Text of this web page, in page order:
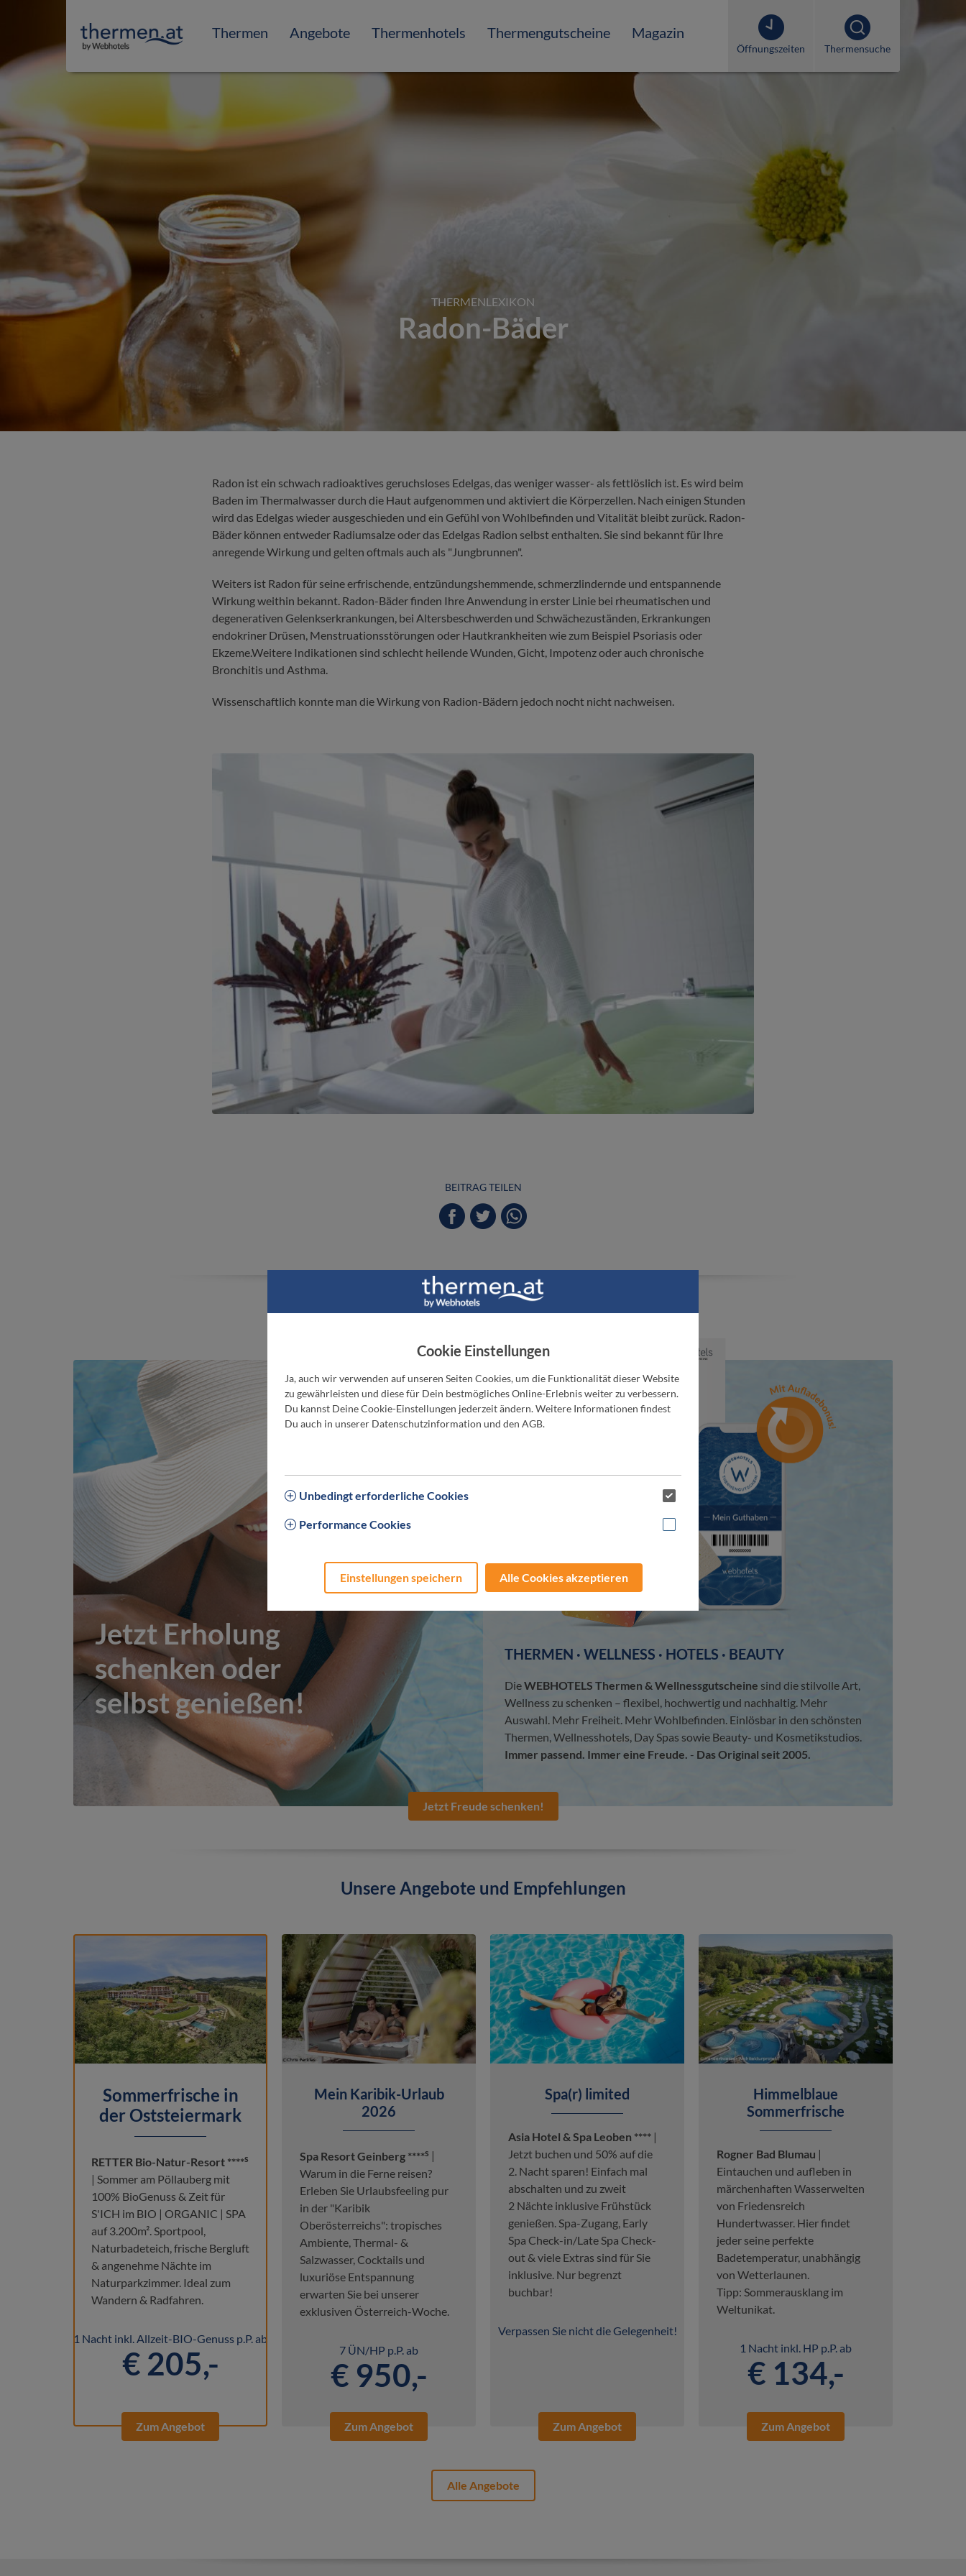
Öffnungszeiten Thermensuche
Thermen Angebote Thermenhotels Thermengutscheine Magazin
THERMENLEXIKON
Radon-Bäder
Radon ist ein schwach radioaktives geruchsloses Edelgas, das weniger wasser- als fettlöslich ist. Es wird beim
Baden im Thermalwasser durch die Haut aufgenommen und aktiviert die Körperzellen. Nach einigen Stunden
wird das Edelgas wieder ausgeschieden und ein Gefühl von Wohlbefinden und Vitalität bleibt zurück. Radon-
Bäder können entweder Radiumsalze oder das Edelgas Radion selbst enthalten. Sie sind bekannt für Ihre
anregende Wirkung und gelten oftmals auch als "Jungbrunnen".
Weiters ist Radon für seine erfrischende, entzündungshemmende, schmerzlindernde und entspannende
Wirkung weithin bekannt. Radon-Bäder finden Ihre Anwendung in erster Linie bei rheumatischen und
degenerativen Gelenkserkrankungen, bei Altersbeschwerden und Schwächezuständen, Erkrankungen
endokriner Drüsen, Menstruationsstörungen oder Hautkrankheiten wie zum Beispiel Psoriasis oder
Ekzeme.Weitere Indikationen sind schlecht heilende Wunden, Gicht, Impotenz oder auch chronische
Bronchitis und Asthma.
Wissenschaftlich konnte man die Wirkung von Radion-Bädern jedoch nocht nicht nachweisen.
BEITRAG TEILEN
WEBHOTELS Thermen & Wellnessgutscheine
Jetzt Erholung
schenken oder
selbst genießen!
THERMEN · WELLNESS · HOTELS · BEAUTY
DieWEBHOTELS Thermen & Wellnessgutscheine sind die stilvolle Art,
Wellness zu schenken – flexibel, hochwertig und nachhaltig. Mehr
Auswahl. Mehr Freiheit. Mehr Wohlbefinden. Einlösbar in den schönsten
Thermen, Wellnesshotels, Day Spas sowie Beauty- und Kosmetikstudios.
Immer passend. Immer eine Freude. - Das Original seit 2005.
Jetzt Freude schenken!
Unsere Angebote und Empfehlungen
Sommerfrische in
der Oststeiermark
RETTER Bio-Natur-Resort ****s
| Sommer am Pöllauberg mit
100% BioGenuss & Zeit für
S'ICH im BIO | ORGANIC | SPA
auf 3.200m². Sportpool,
Naturbadeteich, frische Bergluft
& angenehme Nächte im
Naturparkzimmer. Ideal zum
Wandern & Radfahren.
1 Nacht inkl. Allzeit-BIO-Genuss p.P. ab
€ 205,-
Zum Angebot
Mein Karibik-Urlaub
2026
Spa Resort Geinberg ****s |
Warum in die Ferne reisen?
Erleben Sie Urlaubsfeeling pur
in der "Karibik
Oberösterreichs": tropisches
Ambiente, Thermal- &
Salzwasser, Cocktails und
luxuriöse Entspannung
erwarten Sie bei unserer
exklusiven Österreich-Woche.
7 ÜN/HP p.P. ab
€ 950,-
Zum Angebot
Spa(r) limited
Asia Hotel & Spa Leoben **** |
Jetzt buchen und 50% auf die
2. Nacht sparen! Einfach mal
abschalten und zu zweit
2 Nächte inklusive Frühstück
genießen. Spa-Zugang, Early
Spa Check-in/Late Spa Check-
out & viele Extras sind für Sie
inklusive. Nur begrenzt
buchbar!
Verpassen Sie nicht die Gelegenheit!
Zum Angebot
Himmelblaue
Sommerfrische
Rogner Bad Blumau |
Eintauchen und aufleben in
märchenhaften Wasserwelten
von Friedensreich
Hundertwasser. Hier findet
jeder seine perfekte
Badetemperatur, unabhängig
von Wetterlaunen.
Tipp: Sommerausklang im
Weltunikat.
1 Nacht inkl. HP p.P. ab
€ 134,-
Zum Angebot
Alle Angebote
Cookie Einstellungen
Ja, auch wir verwenden auf unseren Seiten Cookies, um die Funktionalität dieser Website
zu gewährleisten und diese für Dein bestmögliches Online-Erlebnis weiter zu verbessern.
Du kannst Deine Cookie-Einstellungen jederzeit ändern. Weitere Informationen findest
Du auch in unserer Datenschutzinformation und den AGB.
Unbedingt erforderliche Cookies
Performance Cookies
Einstellungen speichern Alle Cookies akzeptieren